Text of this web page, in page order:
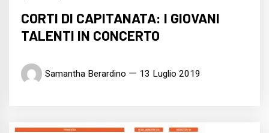
CORTI DI CAPITANATA: I GIOVANI
TALENTI IN CONCERTO
Samantha Berardino 13 Luglio 2019